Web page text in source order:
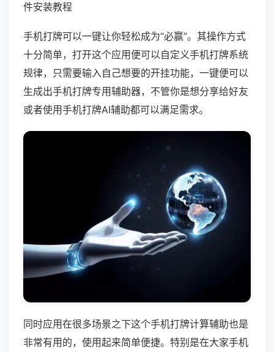
件安装教程
手机打牌可以一键让你轻松成为“必赢”。其操作方式
十分简单，打开这个应用便可以自定义手机打牌系统
规律，只需要输入自己想要的开挂功能，一键便可以
生成出手机打牌专用辅助器，不管你是想分享给好友
或者使用手机打牌AI辅助都可以满足需求。
同时应用在很多场景之下这个手机打牌计算辅助也是
非常有用的，使用起来简单便捷。特别是在大家手机